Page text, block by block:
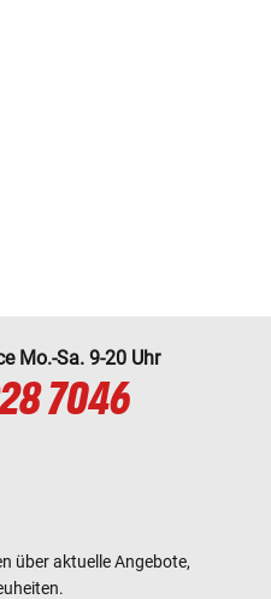
Mo.-Sa. 9-20 Uhr
7046
über aktuelle Angebote,